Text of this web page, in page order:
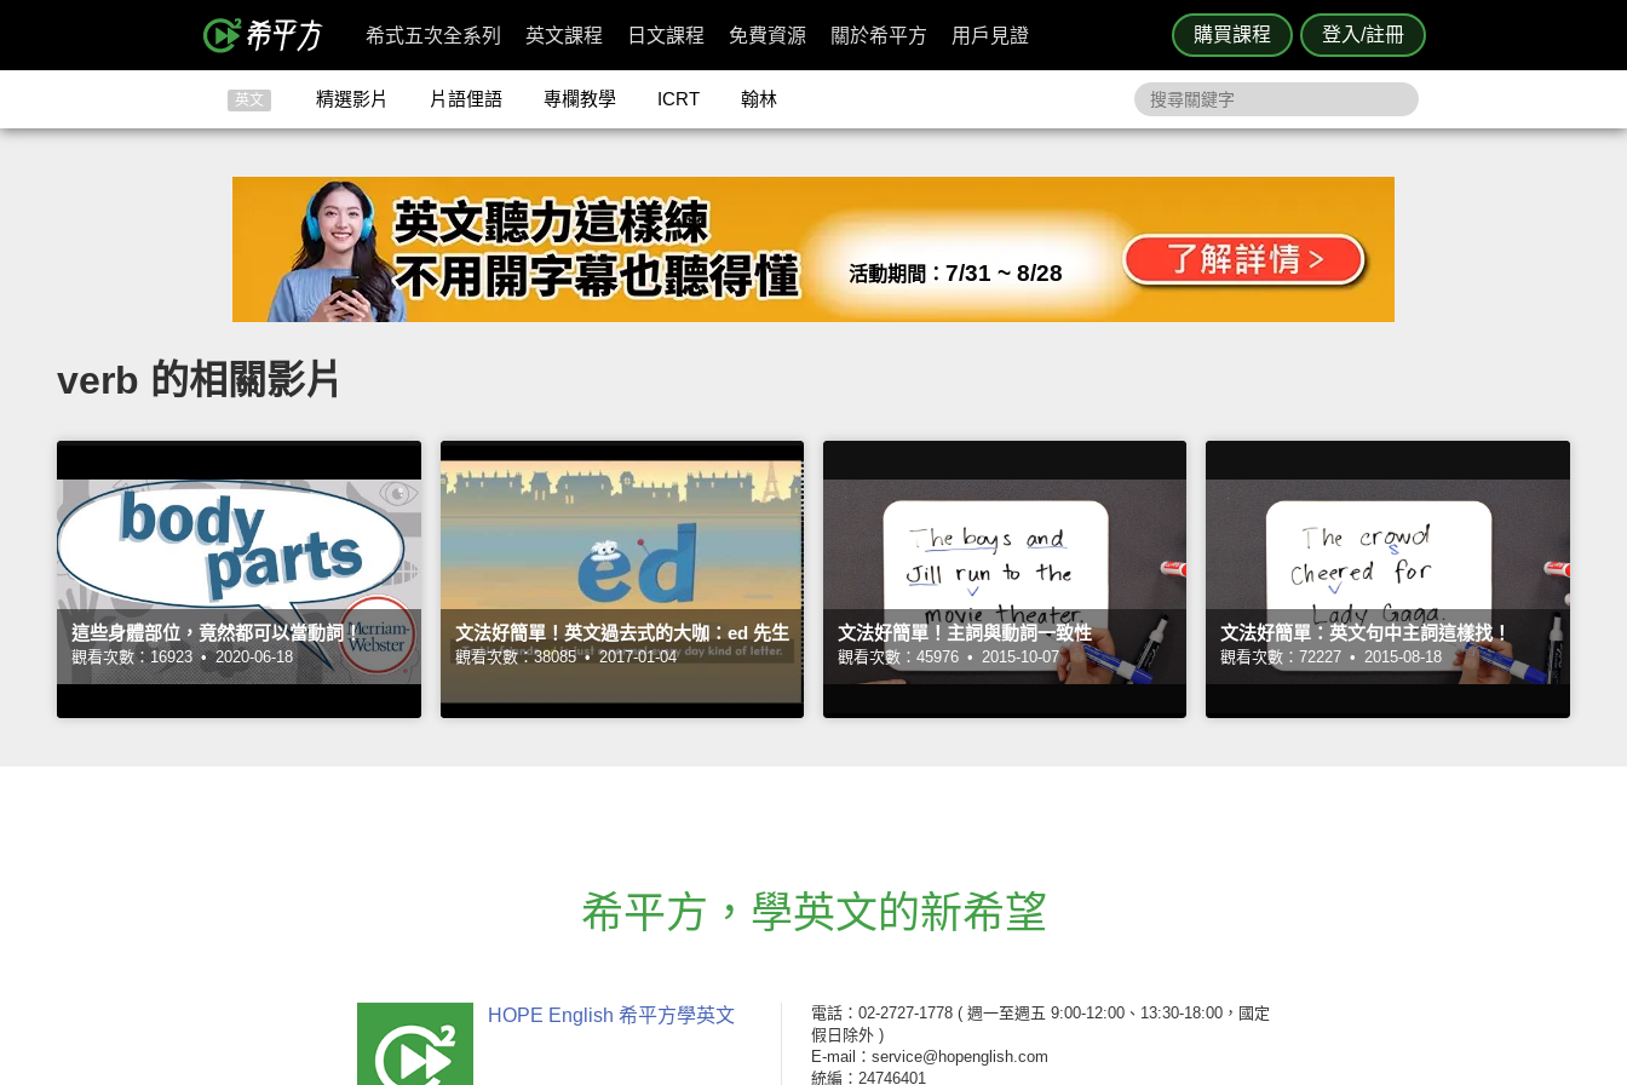
購買課程 登入/註冊
希式五次全系列 英文課程 日文課程 免費資源 關於希平方 用戶見證
英文 精選影片 片語俚語 專欄教學 ICRT 翰林
活動期間： 7/31 ~ 8/28
verb 的相關影片
這些身體部位，竟然都可以當動詞！
觀看次數：16923 • 2020-06-18
文法好簡單！英文過去式的大咖：ed 先生
觀看次數：38085 • 2017-01-04
文法好簡單！主詞與動詞一致性
觀看次數：45976 • 2015-10-07
文法好簡單：英文句中主詞這樣找！
觀看次數：72227 • 2015-08-18
希平方 ， 學英文的新希望
HOPE English 希平方學英文 電話：02-2727-1778 ( 週一至週五 9:00-12:00、13:30-18:00，國定
假日除外 )
E-mail：service@hopenglish.com
統編：24746401